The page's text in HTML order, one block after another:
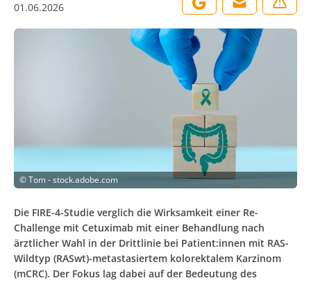
01.06.2026
©Tom - stock.adobe.com
Die FIRE-4-Studie verglich die Wirksamkeit einer Re-
Challenge mit Cetuximab mit einer Behandlung nach
ärztlicher Wahl in der Drittlinie bei Patient:innen mit RAS-
Wildtyp (RASwt)-metastasiertem kolorektalem Karzinom
(mCRC). Der Fokus lag dabei auf der Bedeutung des